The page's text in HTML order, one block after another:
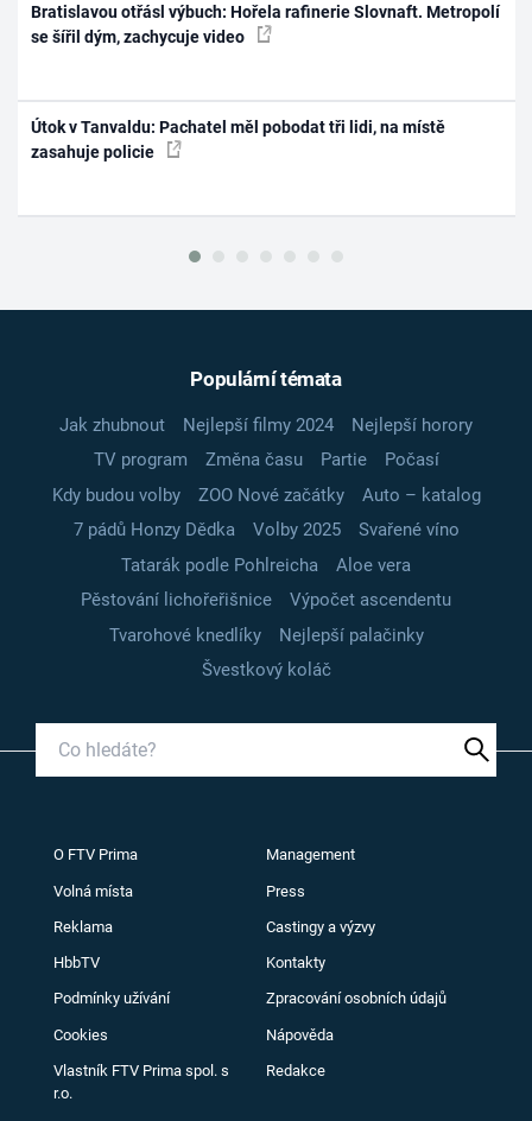
Bratislavou otřásl výbuch: Hořela rafinerie Slovnaft. Metropolí
se šířil dým, zachycuje video
Útok v Tanvaldu: Pachatel měl pobodat tři lidi, na místě
zasahuje policie
Populární témata
Jak zhubnout Nejlepší filmy 2024
Nejlepší horory
TV program
Změna času Partie
Počasí
Kdy budou volby
ZOO Nové začátky
Auto – katalog
7 pádů Honzy Dědka
Volby 2025
Svařené víno
Tatarák podle Pohlreicha
Aloe vera
Pěstování lichořeřišnice
Výpočet ascendentu
Tvarohové knedlíky
Nejlepší palačinky
Švestkový koláč
O FTV Prima Management
Volná místa Press
Reklama Castingy a výzvy
HbbTV Kontakty
Podmínky užívání Zpracování osobních údajů
Cookies Nápověda
Vlastník FTV Prima spol. s
r.o.
Redakce